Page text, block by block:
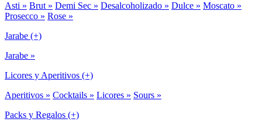
Asti » Brut » Demi Sec » Desalcoholizado » Dulce » Moscato »
Prosecco » Rose »
Jarabe (+)
Jarabe »
Licores y Aperitivos (+)
Aperitivos » Cocktails » Licores » Sours »
Packs y Regalos (+)